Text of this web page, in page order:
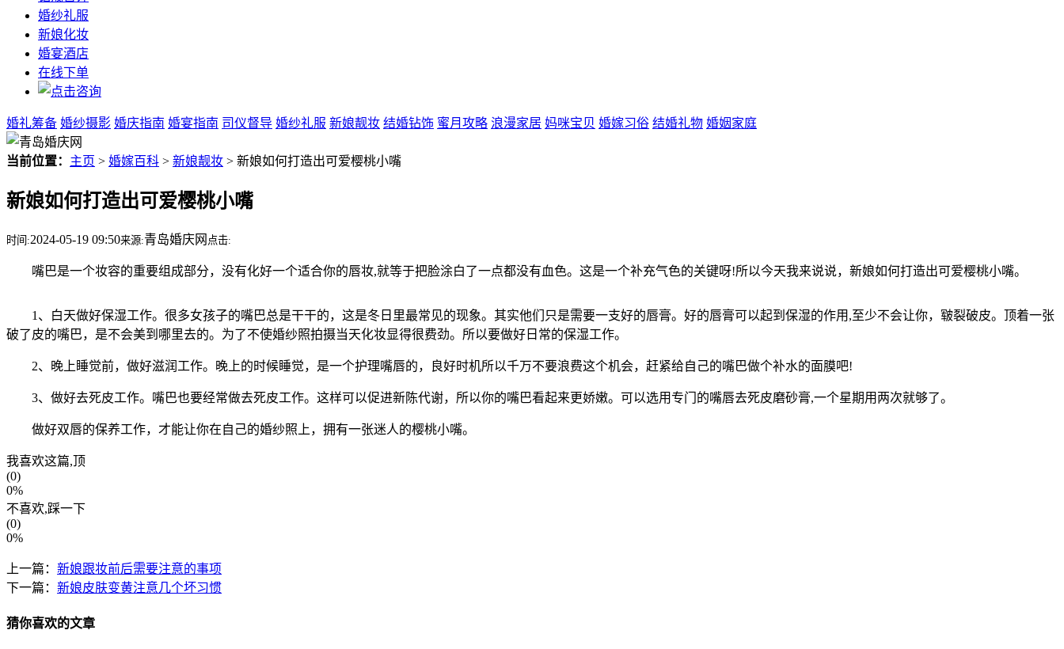
婚纱礼服
新娘化妆
婚宴酒店
在线下单
婚礼筹备 婚纱摄影 婚庆指南 婚宴指南 司仪督导 婚纱礼服 新娘靓妆 结婚钻饰 蜜月攻略 浪漫家居 妈咪宝贝 婚嫁习俗 结婚礼物 婚姻家庭
当前位置： 主页 > 婚嫁百科 > 新娘靓妆 > 新娘如何打造出可爱樱桃小嘴
新娘如何打造出可爱樱桃小嘴
时间:2024-05-19 09:50来源:青岛婚庆网 点击:
嘴巴是一个妆容的重要组成部分，没有化好一个适合你的唇妆,就等于把脸涂白了一点都没有血色。这是一个补充气色的关键呀!所以今天我来说说，新娘如何打造出可爱樱桃小嘴。
1、白天做好保湿工作。很多女孩子的嘴巴总是干干的，这是冬日里最常见的现象。其实他们只是需要一支好的唇膏。好的唇膏可以起到保湿的作用,至少不会让你，皲裂破皮。顶着一张
破了皮的嘴巴，是不会美到哪里去的。为了不使婚纱照拍摄当天化妆显得很费劲。所以要做好日常的保湿工作。
2、晚上睡觉前，做好滋润工作。晚上的时候睡觉，是一个护理嘴唇的，良好时机所以千万不要浪费这个机会，赶紧给自己的嘴巴做个补水的面膜吧!
3、做好去死皮工作。嘴巴也要经常做去死皮工作。这样可以促进新陈代谢，所以你的嘴巴看起来更娇嫩。可以选用专门的嘴唇去死皮磨砂膏,一个星期用两次就够了。
做好双唇的保养工作，才能让你在自己的婚纱照上，拥有一张迷人的樱桃小嘴。
我喜欢这篇,顶
(0)
0%
不喜欢,踩一下
(0)
0%
上一篇： 新娘跟妆前后需要注意的事项
下一篇： 新娘皮肤变黄注意几个坏习惯
猜你喜欢的文章